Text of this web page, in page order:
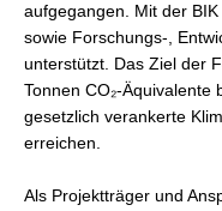
aufgegangen. Mit der
sowie Forschungs-,
unterstützt. Das Ziel der
Tonnen CO₂-
gesetzlich verankerte
erreichen.
Als Projektträger und